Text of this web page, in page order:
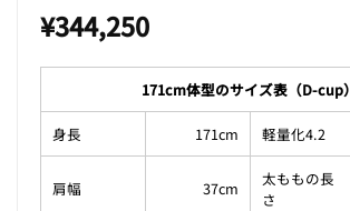
¥344,250
171cm体型のサイズ表（D-cup）
身長 171cm 軽量化4.2
肩幅 37cm
太ももの長
さ